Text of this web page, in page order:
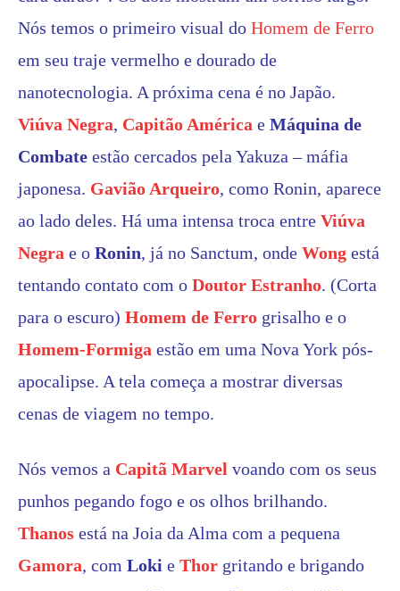
Nós temos o primeiro visual do Homem de Ferro
em seu traje vermelho e dourado de
nanotecnologia. A próxima cena é no Japão.
Viúva Negra, Capitão América e Máquina de
Combate estão cercados pela Yakuza – máfia
japonesa. Gavião Arqueiro, como Ronin, aparece
ao lado deles. Há uma intensa troca entre Viúva
Negra e o Ronin, já no Sanctum, onde Wong está
tentando contato com o Doutor Estranho. (Corta
para o escuro) Homem de Ferro grisalho e o
Homem-Formiga estão em uma Nova York pós-
apocalipse. A tela começa a mostrar diversas
cenas de viagem no tempo.
Nós vemos a Capitã Marvel voando com os seus
punhos pegando fogo e os olhos brilhando.
Thanos está na Joia da Alma com a pequena
Gamora, com Loki e Thor gritando e brigando